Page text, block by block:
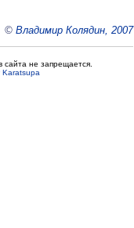
© Владимир Колядин, 2007